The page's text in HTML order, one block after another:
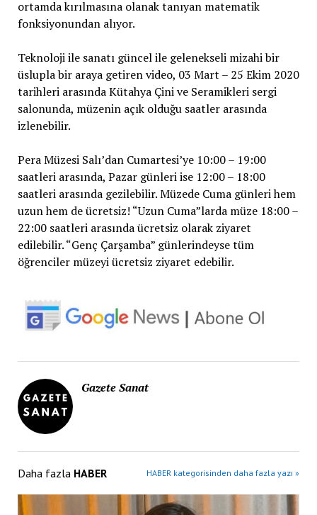
ortamda kırılmasına olanak tanıyan matematik
fonksiyonundan alıyor.
Teknoloji ile sanatı güncel ile gelenekseli mizahi bir
üslupla bir araya getiren video, 03 Mart – 25 Ekim 2020
tarihleri arasında Kütahya Çini ve Seramikleri sergi
salonunda, müzenin açık olduğu saatler arasında
izlenebilir.
Pera Müzesi Salı’dan Cumartesi’ye 10:00 – 19:00
saatleri arasında, Pazar günleri ise 12:00 – 18:00
saatleri arasında gezilebilir. Müzede Cuma günleri hem
uzun hem de ücretsiz! “Uzun Cuma”larda müze 18:00 –
22:00 saatleri arasında ücretsiz olarak ziyaret
edilebilir. “Genç Çarşamba” günlerindeyse tüm
öğrenciler müzeyi ücretsiz ziyaret edebilir.
Gazete Sanat
Daha fazla HABER HABER kategorisinden daha fazla yazı »